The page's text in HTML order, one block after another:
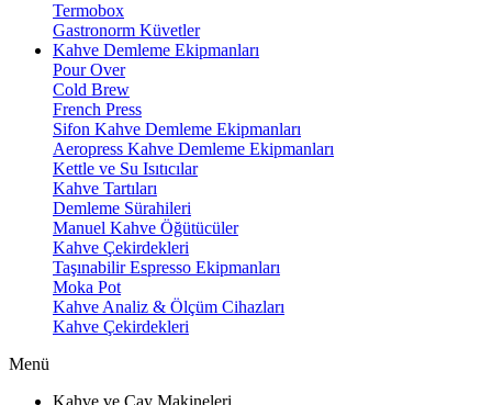
Termobox
Gastronorm Küvetler
Kahve Demleme Ekipmanları
Pour Over
Cold Brew
French Press
Sifon Kahve Demleme Ekipmanları
Aeropress Kahve Demleme Ekipmanları
Kettle ve Su Isıtıcılar
Kahve Tartıları
Demleme Sürahileri
Manuel Kahve Öğütücüler
Kahve Çekirdekleri
Taşınabilir Espresso Ekipmanları
Moka Pot
Kahve Analiz & Ölçüm Cihazları
Kahve Çekirdekleri
Menü
Kahve ve Çay Makineleri